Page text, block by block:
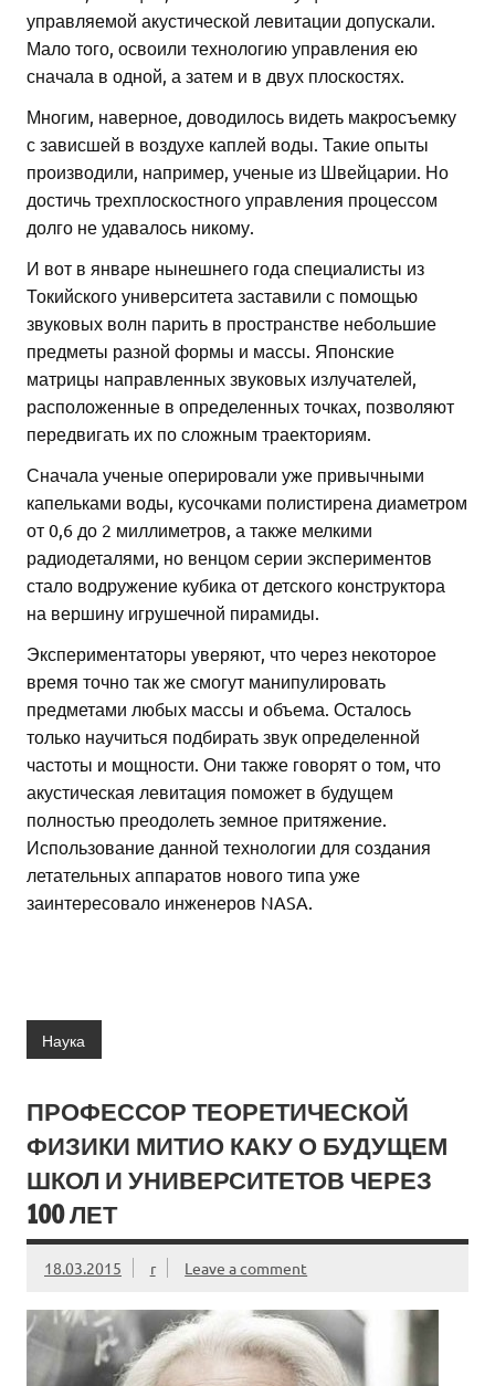
управляемой акустической левитации допускали.
Мало того, освоили технологию управления ею
сначала в одной, а затем и в двух плоскостях.
Многим, наверное, доводилось видеть макросъемку
с зависшей в воздухе каплей воды. Такие опыты
производили, например, ученые из Швейцарии. Но
достичь трехплоскостного управления процессом
долго не удавалось никому.
И вот в январе нынешнего года специалисты из
Токийского университета заставили с помощью
звуковых волн парить в пространстве небольшие
предметы разной формы и массы. Японские
матрицы направленных звуковых излучателей,
расположенные в определенных точках, позволяют
передвигать их по сложным траекториям.
Сначала ученые оперировали уже привычными
капельками воды, кусочками полистирена диаметром
от 0,6 до 2 миллиметров, а также мелкими
радиодеталями, но венцом серии экспериментов
стало водружение кубика от детского конструктора
на вершину игрушечной пирамиды.
Экспериментаторы уверяют, что через некоторое
время точно так же смогут манипулировать
предметами любых массы и объема. Осталось
только научиться подбирать звук определенной
частоты и мощности. Они также говорят о том, что
акустическая левитация поможет в будущем
полностью преодолеть земное притяжение.
Использование данной технологии для создания
летательных аппаратов нового типа уже
заинтересовало инженеров NASA.
Наука
ПРОФЕССОР ТЕОРЕТИЧЕСКОЙ
ФИЗИКИ МИТИО КАКУ О БУДУЩЕМ
ШКОЛ И УНИВЕРСИТЕТОВ ЧЕРЕЗ
100 ЛЕТ
18.03.2015 r Leave a comment